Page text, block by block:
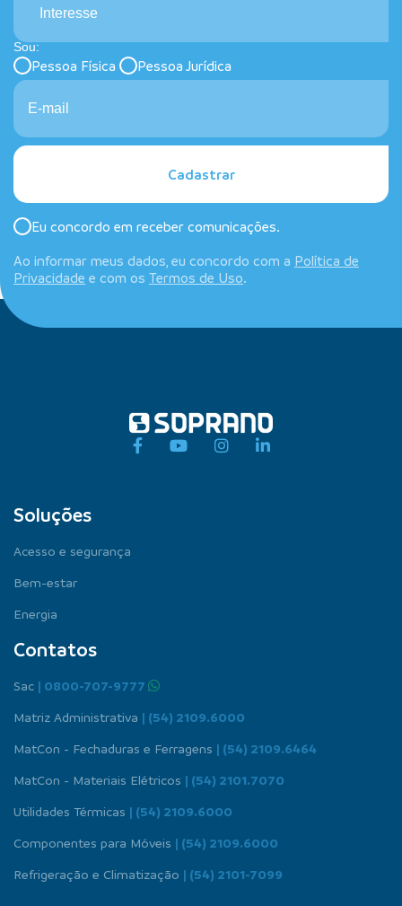
Interesse
Sou:
Pessoa Física Pessoa Jurídica
Cadastrar
Eu concordo em receber comunicações.
Ao informar meus dados, eu concordo com a Política de
Privacidade e com os Termos de Uso.
Soluções
Acesso e segurança
Bem-estar
Energia
Contatos
Sac | 0800-707-9777
Matriz Administrativa | (54) 2109.6000
MatCon - Fechaduras e Ferragens | (54) 2109.6464
MatCon - Materiais Elétricos | (54) 2101.7070
Utilidades Térmicas | (54) 2109.6000
Componentes para Móveis | (54) 2109.6000
Refrigeração e Climatização | (54) 2101-7099